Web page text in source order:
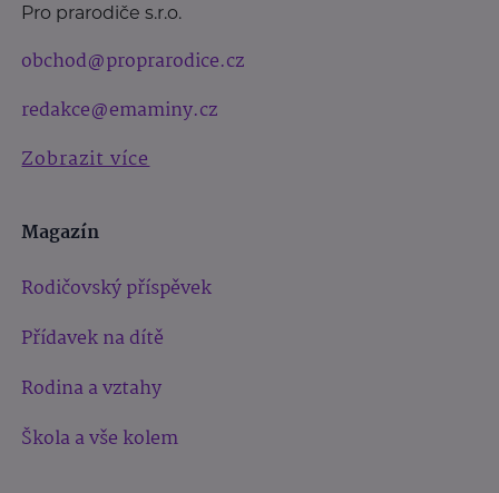
Pro prarodiče s.r.o.
obchod@proprarodice.cz
redakce@emaminy.cz
Zobrazit více
Magazín
Rodičovský příspěvek
Přídavek na dítě
Rodina a vztahy
Škola a vše kolem